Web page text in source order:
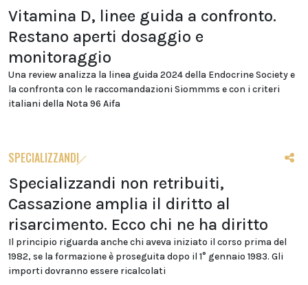
Vitamina D, linee guida a confronto.
Restano aperti dosaggio e
monitoraggio
Una review analizza la linea guida 2024 della Endocrine Society e
la confronta con le raccomandazioni Siommms e con i criteri
italiani della Nota 96 Aifa
SPECIALIZZANDI
Specializzandi non retribuiti,
Cassazione amplia il diritto al
risarcimento. Ecco chi ne ha diritto
Il principio riguarda anche chi aveva iniziato il corso prima del
1982, se la formazione è proseguita dopo il 1° gennaio 1983. Gli
importi dovranno essere ricalcolati